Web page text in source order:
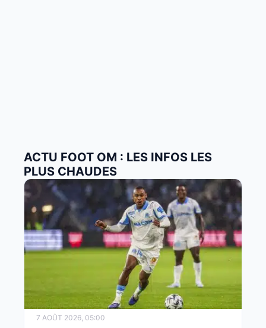
ACTU FOOT OM : LES INFOS LES
PLUS CHAUDES
7 AOÛT 2026, 05:00